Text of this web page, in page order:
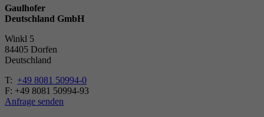
Gaulhofer
Deutschland GmbH
Winkl 5
84405 Dorfen
Deutschland
T: +49 8081 50994-0
F: +49 8081 50994-93
Anfrage senden